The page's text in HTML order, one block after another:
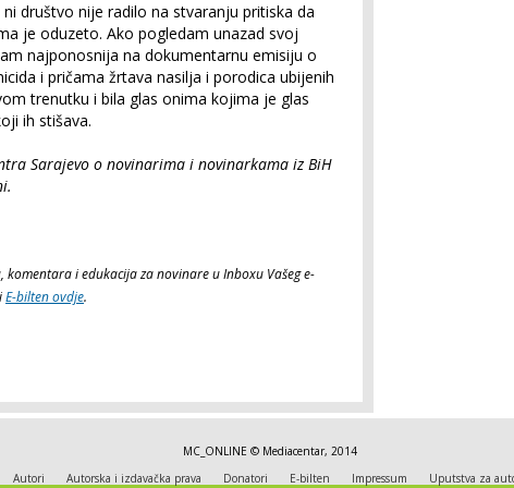
društvo nije radilo na stvaranju pritiska da
je oduzeto. Ako pogledam unazad svoj
najponosnija na dokumentarnu emisiju o
i pričama žrtava nasilja i porodica ubijenih
trenutku i bila glas onima kojima je glas
ih stišava.
Sarajevo o novinarima i novinarkama iz BiH
komentara i edukacija za novinare u Inboxu Vašeg e-
E-bilten ovdje.
MC_ONLINE © Mediacentar, 2014
Autori
Autorska i izdavačka prava Donatori E-bilten Impressum Uputstva za